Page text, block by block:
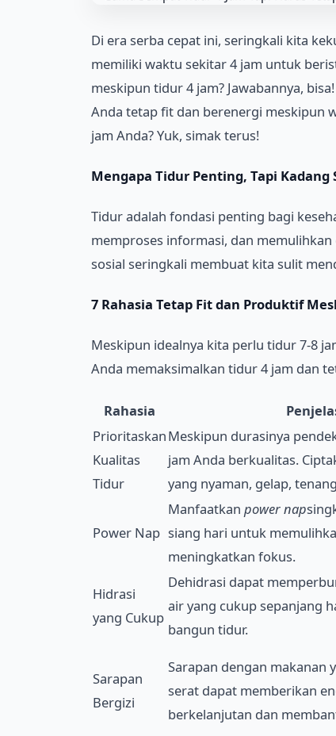
Di era serba cepat ini, seringkali kita
memiliki waktu sekitar 4 jam untuk
meskipun tidur 4 jam? Jawabannya,
Anda tetap fit dan berenergi meskipun
jam Anda? Yuk, simak terus!
Mengapa Tidur Penting, Tapi
Tidur adalah fondasi penting bagi
memproses informasi, dan
sosial seringkali membuat kita sulit
7 Rahasia Tetap Fit dan Produktif
Meskipun idealnya kita perlu tidur 7-8
Anda memaksimalkan tidur 4 jam dan
Rahasia
Prioritaskan
Kualitas
Tidur
Meskipun durasinya
jam Anda berkualitas.
yang nyaman, gelap,
Power Nap
Manfaatkan power nap
siang hari untuk
meningkatkan fokus.
Hidrasi
yang Cukup
Dehidrasi dapat
air yang cukup sepanjang
bangun tidur.
Sarapan
Bergizi
Sarapan dengan makanan
serat dapat memberikan
berkelanjutan dan